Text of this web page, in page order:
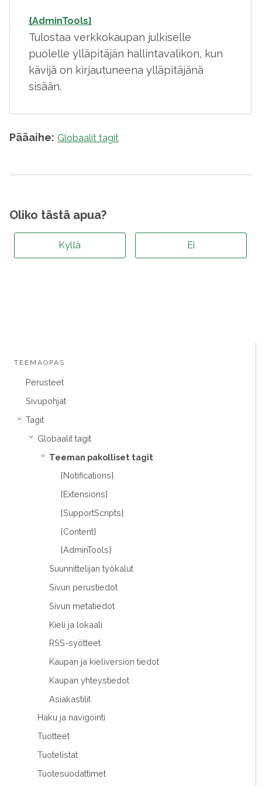
TEEMAOPAS
Perusteet
Sivupohjat
› Tagit
› Globaalit tagit
›
Teeman pakolliset tagit
{Notifications}
{Extensions}
{SupportScripts}
{Content}
{AdminTools}
Suunnittelijan työkalut
Sivun perustiedot
Sivun metatiedot
Kieli ja lokaali
RSS-syötteet
Kaupan ja kieliversion tiedot
Kaupan yhteystiedot
Asiakastilit
Haku ja navigointi
Tuotteet
Tuotelistat
Tuotesuodattimet
{AdminTools}
Tulostaa verkkokaupan julkiselle
puolelle ylläpitäjän hallintavalikon, kun
kävijä on kirjautuneena ylläpitäjänä
sisään.
Pääaihe: Globaalit tagit
Oliko tästä apua?
Kyllä Ei